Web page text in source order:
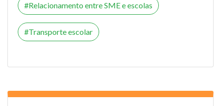
Relacionamento entre SME e escolas
Transporte escolar